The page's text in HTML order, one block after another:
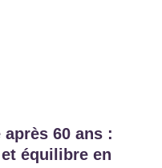
60 ans :
équilibre en